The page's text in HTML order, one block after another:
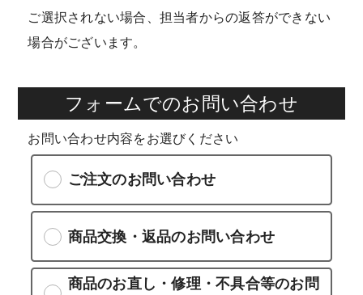
ご選択されない場合、担当者からの返答ができない
場合がございます。
フォームでのお問い合わせ
お問い合わせ内容をお選びください
ご注文のお問い合わせ
商品交換・返品のお問い合わせ
商品のお直し・修理・不具合等のお問